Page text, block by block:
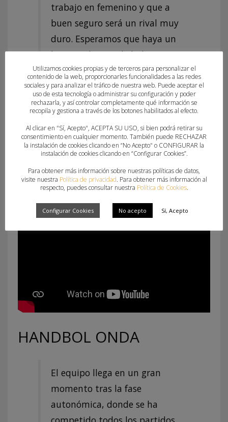
trabajo en femenino y que a
buen seguro será un rival muy
duro. Esperamos que haya un
buen ambiente de balonmano
y se vea el crecimiento de
nuestro balonmano femenino
y podamos disfrutar de una
gran jornada.
Roberto Lucha
HANDBOL ONDA
El equipo llega en un gran
momento tras la fase
autonómica, donde se ha
Utilizamos cookies propias y de terceros para personalizar el
contenido de la web, proporcionarles funcionalidades a las redes
sociales y para analizar el tráfico de nuestra web. Puede aceptar el
uso de esta tecnología o administrar su configuración y poder
rechazarla, y así controlar completamente qué información se
recopila y gestiona a través de los botones habilitados al efecto.
Al clicar en "Sí, Acepto", ACEPTA SU USO, si bien podrá retirar su
consentimiento en cualquier momento. También puede RECHAZAR
la instalación de cookies clicando en “No Acepto" o CONFIGURAR la
instalación de cookies clicando en “Configurar Cookies”.
Para obtener más información sobre nuestras políticas de datos,
visite nuestra Política de privacidad. Para obtener más información al
respecto, puedes consultar nuestra Política de Cookies.
Configurar Cookies No acepto Sí, Acepto